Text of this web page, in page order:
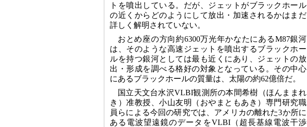
トを噴出している。だが、ジェットがブラックホール
の近くからどのようにして放出・加速されるかはまだ
詳しく解明されていない。
おとめ座の方向約6300万光年かなたにあるM87銀河
は、そのような高速ジェットを噴出するブラックホー
ルを持つ銀河としては最も近くにあり、ジェットの放
出・形成を調べる格好の対象となっている。その中心
にあるブラックホールの質量は、太陽の約62億倍だ。
国立天文台水沢VLBI観測所の本間希樹（ほんままれ
き）准教授、小山友明（おやまともあき）専門研究職
員らによる今回の研究では、アメリカの離れた3か所に
ある電波望遠鏡のデータをVLBI（超長基線電波干渉